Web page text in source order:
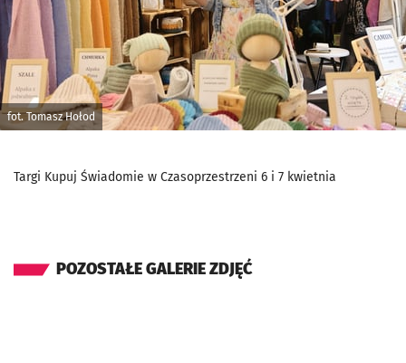
fot. Tomasz Hołod
Targi Kupuj Świadomie w Czasoprzestrzeni 6 i 7 kwietnia
POZOSTAŁE GALERIE ZDJĘĆ